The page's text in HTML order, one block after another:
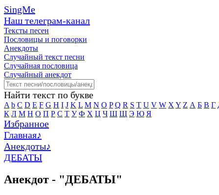
SingMe
Наш телеграм-канал
Тексты песен
Пословицы и поговорки
Анекдоты
Случайный текст песни
Случайная пословица
Случайный анекдот
Найти текст по букве
A b C D E F G H I J K L M N O P Q R S T U V W X Y Z А Б В Г
К Л М Н О П Р С Т У Ф Х Ц Ч Ш Щ Э Ю Я
Избранное
Главная♪
Анекдоты♪
ДЕБАТЫ
Анекдот - "ДЕБАТЫ"